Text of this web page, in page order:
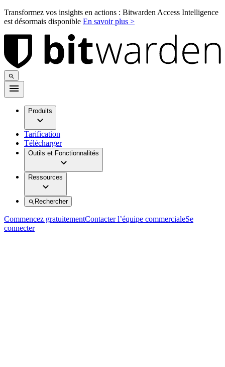
Transformez vos insights en actions : Bitwarden Access Intelligence
est désormais disponible En savoir plus >
Produits
Tarification
Télécharger
Outils et Fonctionnalités
Ressources
Rechercher
Commencez gratuitementContacter l’équipe commercialeSe
connecter